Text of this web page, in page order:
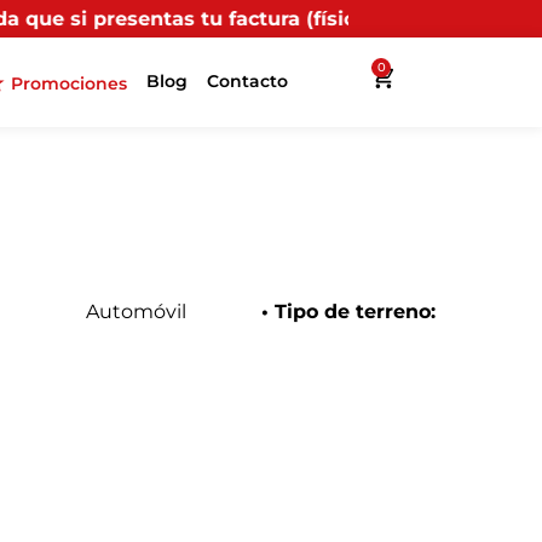
factura (física o digital) en uno de nuestros
Promociones Blog Contacto
0
Automóvil • Tipo de terreno: